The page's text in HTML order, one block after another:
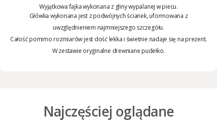
Wyjątkowa fajka wykonana z gliny wypalanej w piecu.
Główka wykonana jest z podwójnych ścianek, uformowana z
uwzględnieniem najmniejszego szczegółu.
Całość pomimo rozmiarów jest dość lekka i świetnie nadaje się na prezent.
W zestawie oryginalne drewniane pudełko.
Najczęściej oglądane